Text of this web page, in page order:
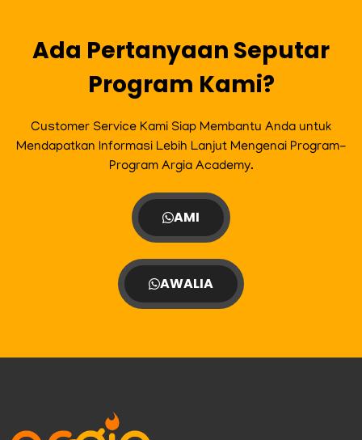
Ada Pertanyaan Seputar
Program Kami?
Customer Service Kami Siap Membantu Anda untuk
Mendapatkan Informasi Lebih Lanjut Mengenai Program-
Program Argia Academy.
AMI
AWALIA